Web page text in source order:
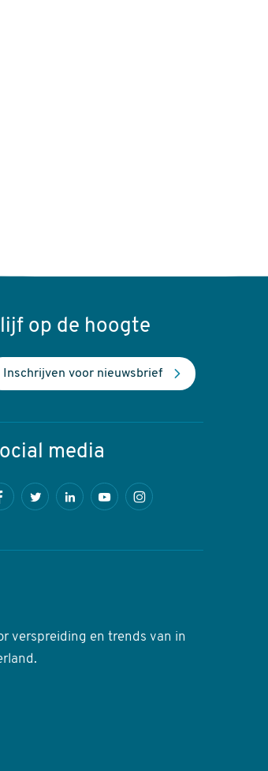
op de hoogte
Inschrijven voor nieuwsbrief
media
verspreiding en trends van in